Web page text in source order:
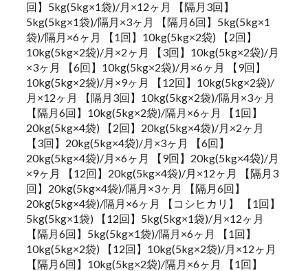
回】5kg(5kg×1袋)/月×12ヶ月 【隔月3回】
5kg(5kg×1袋)/隔月×3ヶ月 【隔月6回】5kg(5kg×1
袋)/隔月×6ヶ月 【1回】10kg(5kg×2袋) 【2回】
10kg(5kg×2袋)/月×2ヶ月 【3回】10kg(5kg×2袋)/月
×3ヶ月 【6回】10kg(5kg×2袋)/月×6ヶ月 【9回】
10kg(5kg×2袋)/月×9ヶ月 【12回】10kg(5kg×2袋)/
月×12ヶ月 【隔月3回】10kg(5kg×2袋)/隔月×3ヶ月
【隔月6回】10kg(5kg×2袋)/隔月×6ヶ月 【1回】
20kg(5kg×4袋) 【2回】20kg(5kg×4袋)/月×2ヶ月
【3回】20kg(5kg×4袋)/月×3ヶ月 【6回】
20kg(5kg×4袋)/月×6ヶ月 【9回】20kg(5kg×4袋)/月
×9ヶ月 【12回】20kg(5kg×4袋)/月×12ヶ月 【隔月3
回】20kg(5kg×4袋)/隔月×3ヶ月 【隔月6回】
20kg(5kg×4袋)/隔月×6ヶ月 【コシヒカリ】 【1回】
5kg(5kg×1袋) 【12回】5kg(5kg×1袋)/月×12ヶ月
【隔月6回】5kg(5kg×1袋)/隔月×6ヶ月 【1回】
10kg(5kg×2袋) 【12回】10kg(5kg×2袋)/月×12ヶ月
【隔月6回】10kg(5kg×2袋)/隔月×6ヶ月 【1回】